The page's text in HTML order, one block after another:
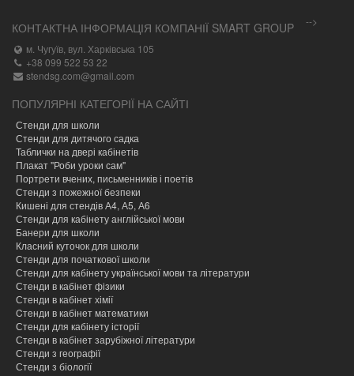
-->
КОНТАКТНА ІНФОРМАЦІЯ КОМПАНІЇ SMART GROUP
м. Чугуїв, вул. Харківська 105
+38 099 522 53 22
stendsg.com@gmail.com
ПОПУЛЯРНІ КАТЕГОРІЇ НА САЙТІ
Стенди для школи
Стенди для дитячого садка
Таблички на двері кабінетів
Плакат "Роби уроки сам"
Портрети вчених, письменників і поетів
Стенди з пожежної безпеки
Кишені для стендів А4, А5, А6
Стенди для кабінету англійської мови
Банери для школи
Класний куточок для школи
Стенди для початкової школи
Стенди для кабінету української мови та літератури
Стенди в кабінет фізики
Стенди в кабінет хімії
Cтенди в кабінет математики
Стенди для кабінету історії
Стенди в кабінет зарубіжної літератури
Стенди з географії
Стенди з біології